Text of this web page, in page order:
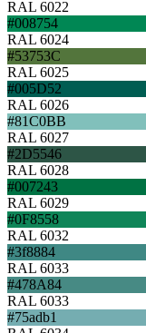
RAL 6022
#008754
RAL 6024
#53753C
RAL 6025
#005D52
RAL 6026
#81C0BB
RAL 6027
#2D5546
RAL 6028
#007243
RAL 6029
#0F8558
RAL 6032
#3f8884
RAL 6033
#478A84
RAL 6033
#75adb1